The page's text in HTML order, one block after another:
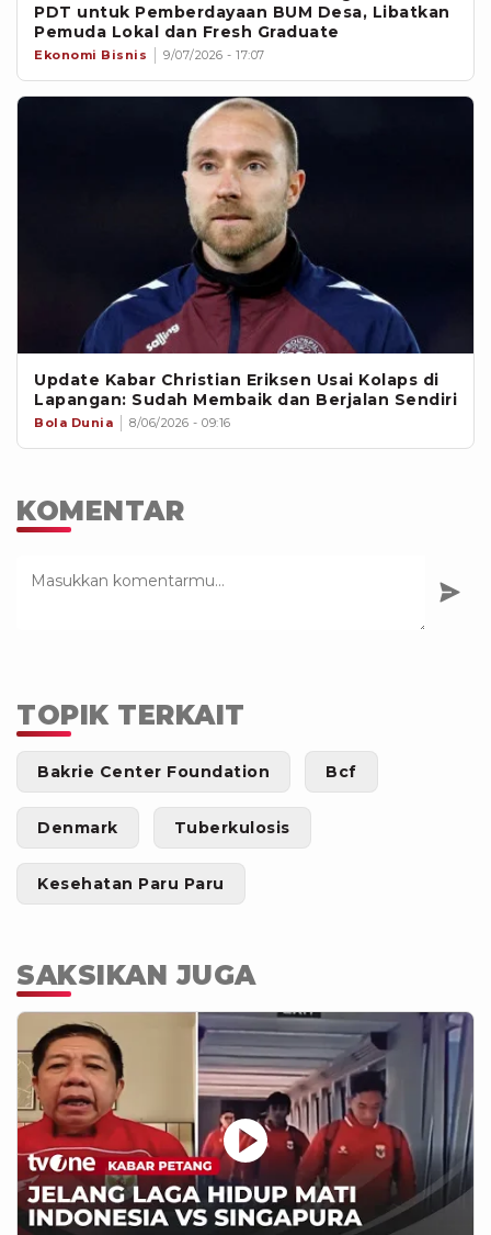
PDT untuk Pemberdayaan BUM Desa, Libatkan
Pemuda Lokal dan Fresh Graduate
Ekonomi Bisnis 9/07/2026 - 17:07
Update Kabar Christian Eriksen Usai Kolaps di
Lapangan: Sudah Membaik dan Berjalan Sendiri
Bola Dunia 8/06/2026 - 09:16
KOMENTAR
TOPIK TERKAIT
Bakrie Center Foundation Bcf
Denmark Tuberkulosis
Kesehatan Paru Paru
SAKSIKAN JUGA